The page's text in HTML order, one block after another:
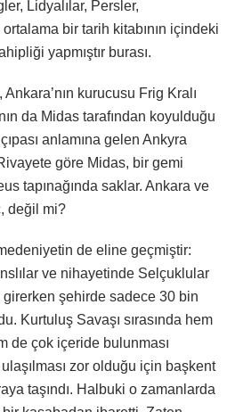
Lidyalılar, Persler,
bir tarih kitabının içindeki
yapmıştır burası.
kurucusu Frig Kralı
da Midas tarafından koyulduğu
anlamına gelen Ankyra
göre Midas, bir gemi
tapınağında saklar. Ankara ve
değil mi?
de eline geçmiştir:
ve nihayetinde Selçuklular
girerken şehirde sadece 30 bin
Kurtuluş Savaşı sırasında hem
de çok içeride bulunması
zor olduğu için başkent
taşındı. Halbuki o zamanlarda